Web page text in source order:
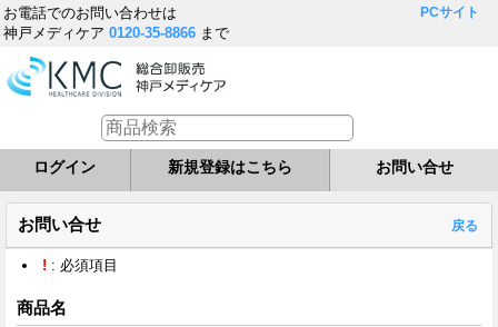
お電話でのお問い合わせは
神戸メディケア 0120-35-8866 まで
PCサイト
ログイン 新規登録はこちら お問い合せ
お問い合せ 戻る
! : 必須項目
商品名